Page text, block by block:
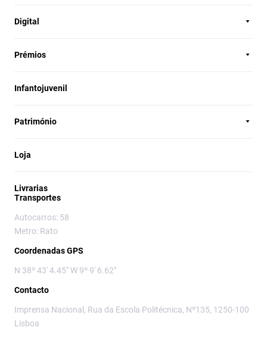
Digital
Prémios
Infantojuvenil
Património
Loja
Livrarias
Transportes
Autocarros: 58
Metro: Rato
Coordenadas GPS
N 38º 43' 4.45" W 9º 9' 6.62"
Contacto
Imprensa Nacional, Rua da Escola Politécnica, Nº135, 1250-100
Lisboa